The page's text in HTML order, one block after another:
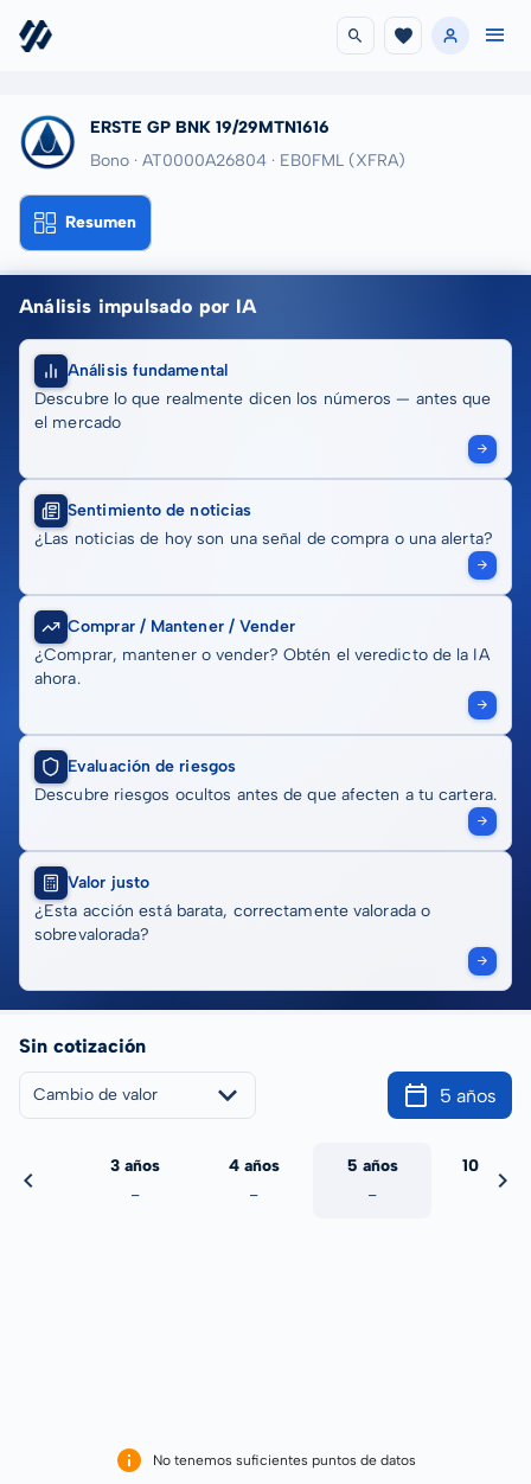
ERSTE GP BNK 19/29MTN1616
Bono · AT0000A26804 · EB0FML (XFRA)
Resumen
Análisis impulsado por IA
Análisis fundamental
Descubre lo que realmente dicen los números — antes que
el mercado
Sentimiento de noticias
¿Las noticias de hoy son una señal de compra o una alerta?
Comprar / Mantener / Vender
¿Comprar, mantener o vender? Obtén el veredicto de la IA
ahora.
Evaluación de riesgos
Descubre riesgos ocultos antes de que afecten a tu cartera.
Valor justo
¿Esta acción está barata, correctamente valorada o
sobrevalorada?
Sin cotización
Cambio de valor 5 años
3 años
-
4 años
-
5 años
-
10 años
No tenemos suficientes puntos de datos